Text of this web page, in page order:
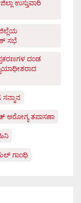
ಉಸ್ತುವಾರಿ
ಸಭೆ
ದಂಡ
ಆರೋಗ್ಯ ತಪಾಸಣಾ
ಗಾಂಧಿ